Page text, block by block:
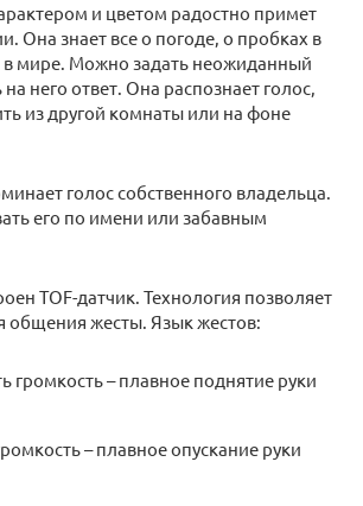
и цветом радостно примет
Она знает все о погоде, о пробках в
в мире. Можно задать неожиданный
него ответ. Она распознает голос,
из другой комнаты или на фоне
голос собственного владельца.
его по имени или забавным
TOF-датчик. Технология позволяет
общения жесты. Язык жестов:
громкость – плавное поднятие руки
– плавное опускание руки